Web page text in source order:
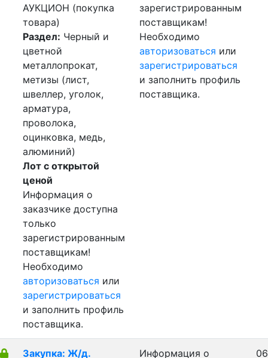
АУКЦИОН (покупка
товара)
Раздел: Черный и
цветной
металлопрокат,
метизы (лист,
швеллер, уголок,
арматура,
проволока,
оцинковка, медь,
алюминий)
Лот с открытой
ценой
Информация о
заказчике доступна
только
зарегистрированным
поставщикам!
Необходимо
авторизоваться или
зарегистрироваться
и заполнить профиль
поставщика.
зарегистрированным
поставщикам!
Необходимо
авторизоваться или
зарегистрироваться
и заполнить профиль
поставщика.
Закупка: Ж/д.
Информация о